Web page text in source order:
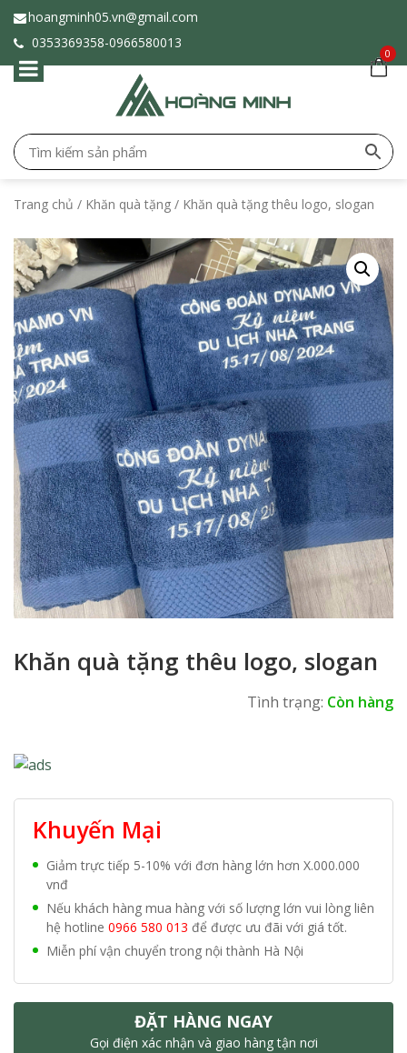
hoangminh05.vn@gmail.com
0353369358-0966580013
0
Trang chủ / Khăn quà tặng / Khăn quà tặng thêu logo, slogan
Khăn quà tặng thêu logo, slogan
Tình trạng: Còn hàng
Khuyến Mại
Giảm trực tiếp 5-10% với đơn hàng lớn hơn X.000.000
vnđ
Nếu khách hàng mua hàng với số lượng lớn vui lòng liên
hệ hotline 0966 580 013 để được ưu đãi với giá tốt.
Miễn phí vận chuyển trong nội thành Hà Nội
ĐẶT HÀNG NGAY
Gọi điện xác nhận và giao hàng tận nơi